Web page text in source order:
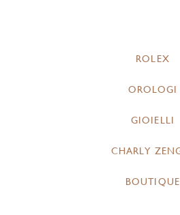
ROLEX
OROLOGI
GIOIELLI
CHARLY
BOUTIQUE